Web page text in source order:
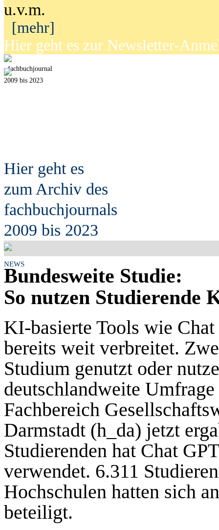
u.v.m.
[mehr]
Hier geht es zur Newsletter-
fachbuchjournal
2009 bis 2023
Hier geht es
zum Archiv des
fachbuchjournals
2009 bis 2023
NEWS
Bundesweite Studie:
So nutzen Studierende
KI-basierte Tools wie
bereits weit verbreitet.
Studium genutzt oder
deutschlandweite
Fachbereich
Darmstadt (h_da) jetzt
Studierenden hat Chat
verwendet. 6.311
Hochschulen hatten sich
beteiligt.